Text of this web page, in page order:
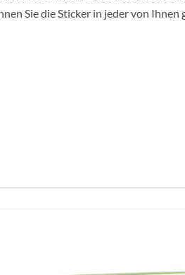
Sie die Sticker in jeder von Ihnen